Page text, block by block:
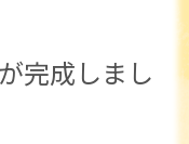
完成しまし